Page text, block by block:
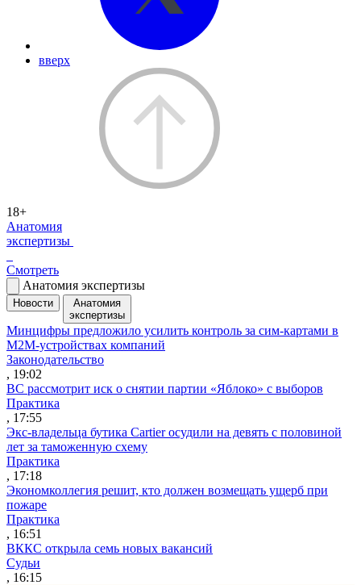
вверх
18+
Анатомия
экспертизы
Смотреть
Анатомия экспертизы
Новости
Анатомия
экспертизы
Минцифры предложило усилить контроль за сим-картами в
M2M-устройствах компаний
Законодательство
, 19:02
ВС рассмотрит иск о снятии партии «Яблоко» с выборов
Практика
, 17:55
Экс-владельца бутика Cartier осудили на девять с половиной
лет за таможенную схему
Практика
, 17:18
Экономколлегия решит, кто должен возмещать ущерб при
пожаре
Практика
, 16:51
ВККС открыла семь новых вакансий
Судьи
, 16:15